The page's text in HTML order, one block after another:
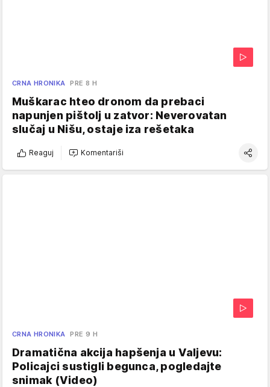
CRNA HRONIKA PRE 8 H
Muškarac hteo dronom da prebaci
napunjen pištolj u zatvor: Neverovatan
slučaj u Nišu, ostaje iza rešetaka
Reaguj Komentariši
CRNA HRONIKA PRE 9 H
Dramatična akcija hapšenja u Valjevu:
Policajci sustigli begunca, pogledajte
snimak (Video)